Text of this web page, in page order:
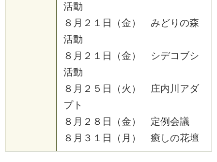
活動
８ 月 ２ １ 日 （金） みどり の森
活動
８ 月 ２ １ 日 （金） シデコ ブシ
活動
８ 月 ２ ５ 日 （ 火 ） 庄内 川 アダ
プト
８ 月 ２ ８ 日 （金） 定例会議
８ 月 ３ １ 日 （ 月 ） 癒 しの花壇